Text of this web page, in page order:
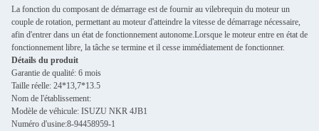
La fonction du composant de démarrage est de fournir au vilebrequin du moteur un
couple de rotation, permettant au moteur d'atteindre la vitesse de démarrage nécessaire,
afin d'entrer dans un état de fonctionnement autonome.Lorsque le moteur entre en état de
fonctionnement libre, la tâche se termine et il cesse immédiatement de fonctionner.
Détails du produit
Garantie de qualité: 6 mois
Taille réelle: 24*13,7*13.5
Nom de l'établissement:
Modèle de véhicule: ISUZU NKR 4JB1
Numéro d'usine:8-94458959-1